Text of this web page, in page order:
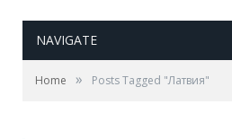
NAVIGATE
Home » Posts Tagged "Латвия"